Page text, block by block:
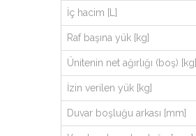
İç hacim [L]
Raf başına yük [kg]
Ünitenin net ağırlığı (boş) [kg]
İzin verilen yük [kg]
Duvar boşluğu arkası [mm]